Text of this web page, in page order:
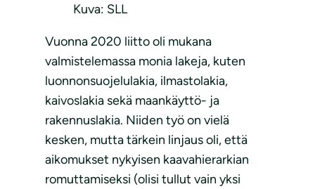
Kuva: SLL
Vuonna 2020 liitto oli mukana
valmistelemassa monia lakeja, kuten
luonnonsuojelulakia, ilmastolakia,
kaivoslakia sekä maankäyttö- ja
rakennuslakia. Niiden työ on vielä
kesken, mutta tärkein linjaus oli, että
aikomukset nykyisen kaavahierarkian
romuttamiseksi (olisi tullut vain yksi